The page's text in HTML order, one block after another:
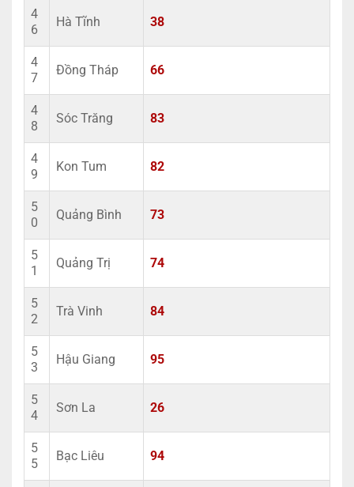
4
6
Hà Tĩnh 38
4
7
Đồng Tháp 66
4
8
Sóc Trăng 83
4
9
Kon Tum 82
5
0
Quảng Bình 73
5
1
Quảng Trị 74
5
2
Trà Vinh 84
5
3
Hậu Giang 95
5
4
Sơn La 26
5
5
Bạc Liêu 94